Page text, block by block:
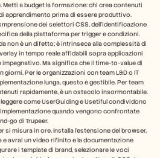
a budget la formazione: chi crea contenuti
apprendimento prima di essere produttivo.
dei selettori CSS, dell'identificazione
della piattaforma per trigger e condizioni.
non è un difetto; è intrinseca alla complessità di
in tempo reale affidabili sopra applicazioni
Ma significa che il time-to-value di
giorni. Per le organizzazioni con team L&D o IT
lunga, questo è gestibile. Per team
rapidamente, è un ostacolo insormontabile.
come UserGuiding e Usetiful condividono
quando vengono confrontate
go di Trupeer.
si misura in ore. Installa l'estensione del browser,
e avrai un video rifinito e la documentazione
i template di brand, selezionare le voci